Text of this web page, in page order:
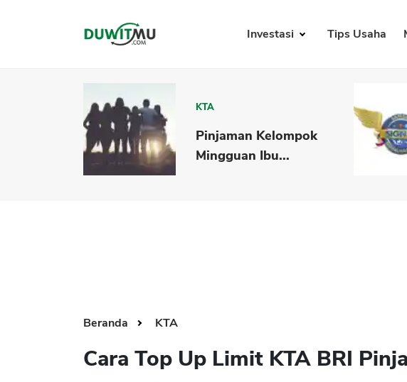
Investasi Tips Usaha
KTA
Pinjaman Kelompok
Mingguan Ibu...
Beranda KTA
Cara Top Up Limit KTA BRI